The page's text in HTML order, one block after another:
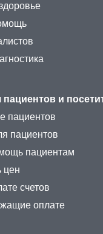
и
пациентов
пациентов
пациентам
цен
счетов
оплате